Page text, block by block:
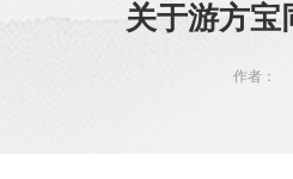
关于游方宝
作者